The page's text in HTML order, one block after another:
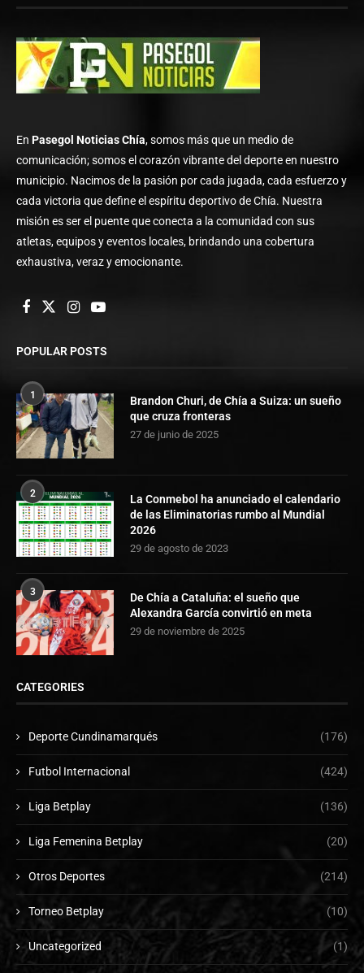
En Pasegol Noticias Chía, somos más que un medio de
comunicación; somos el corazón vibrante del deporte en nuestro
municipio. Nacimos de la pasión por cada jugada, cada esfuerzo y
cada victoria que define el espíritu deportivo de Chía. Nuestra
misión es ser el puente que conecta a la comunidad con sus
atletas, equipos y eventos locales, brindando una cobertura
exhaustiva, veraz y emocionante.
POPULAR POSTS
1
Brandon Churi, de Chía a Suiza: un sueño
que cruza fronteras
27 de junio de 2025
2
La Conmebol ha anunciado el calendario
de las Eliminatorias rumbo al Mundial
2026
29 de agosto de 2023
3
De Chía a Cataluña: el sueño que
Alexandra García convirtió en meta
29 de noviembre de 2025
CATEGORIES
Deporte Cundinamarqués (176)
Futbol Internacional (424)
Liga Betplay (136)
Liga Femenina Betplay (20)
Otros Deportes (214)
Torneo Betplay (10)
Uncategorized (1)